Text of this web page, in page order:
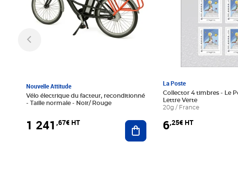
Nouvelle Attitude
Vélo électrique du facteur, reconditionné
- Taille normale - Noir/ Rouge
1 241 ,67€ HT Ajouter au panier
La Poste
Collector 4 timbres - Le
Lettre Verte
20g / France
6,25€ HT